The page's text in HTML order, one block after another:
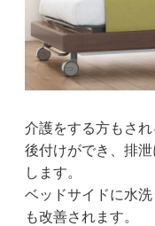
介護をする方もされ
後付けができ、排
します。
ベッドサイドに水
も改善されます。